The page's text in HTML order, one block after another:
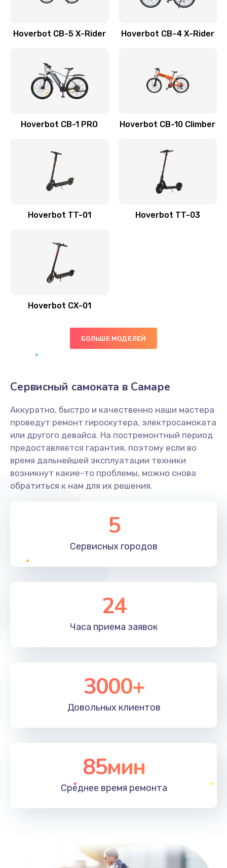
Hoverbot CB-5 X-Rider Hoverbot CB-4 X-Rider
Hoverbot CB-1 PRO Hoverbot CB-10 Climber
Hoverbot TT-01 Hoverbot TT-03
Hoverbot CX-01
БОЛЬШЕ МОДЕЛЕЙ
Сервисный самоката в Самаре
Аккуратно, быстро и качественно наши мастера
проведут ремонт гироскутера, электросамоката
или другого девайса. На постремонтный период
предоставляется гарантия, поэтому если во
время дальнейшей эксплуатации техники
возникнут какие-то проблемы, можно снова
обратиться к нам для их решения.
5
Сервисных городов
24
Часа приема заявок
3000+
Довольных клиентов
85мин
Среднее время ремонта